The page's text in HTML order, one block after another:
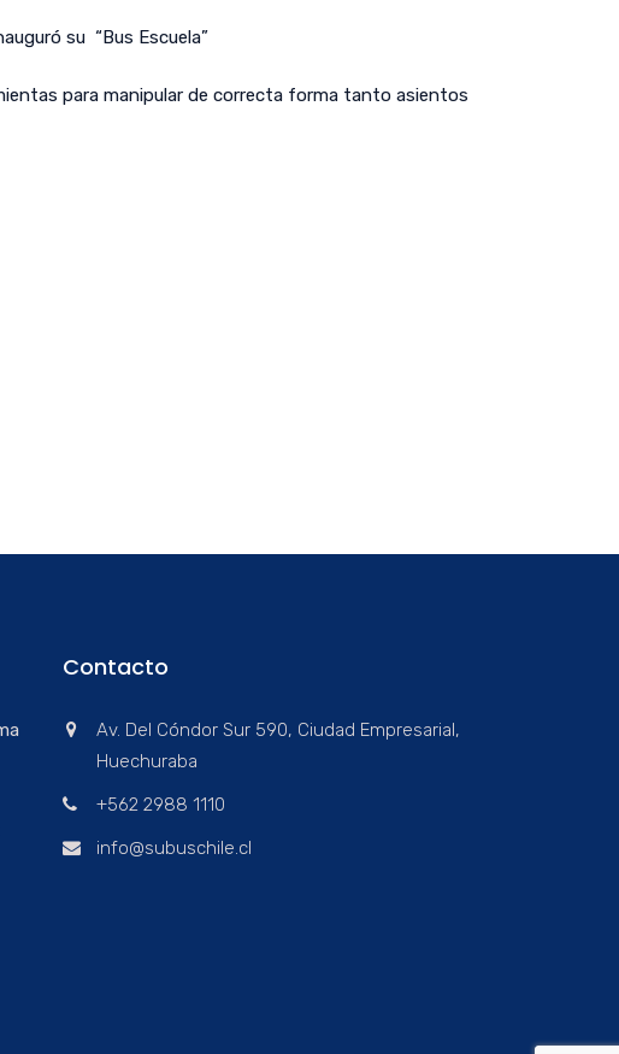
su “Bus Escuela”
para manipular de correcta forma tanto asientos
Contacto
Av. Del Cóndor Sur 590, Ciudad Empresarial,
Huechuraba
+562 2988 1110
info@subuschile.cl